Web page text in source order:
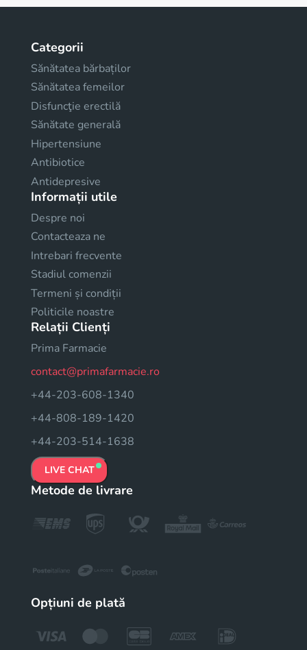
Categorii
Sănătatea bărbaților
Sănătatea femeilor
Disfuncţie erectilă
Sănătate generală
Hipertensiune
Antibiotice
Antidepresive
Informații utile
Despre noi
Contacteaza ne
Intrebari frecvente
Stadiul comenzii
Termeni și condiții
Politicile noastre
Relații Clienți
Prima Farmacie
contact@primafarmacie.ro
+44-203-608-1340
+44-808-189-1420
+44-203-514-1638
LIVE CHAT
Metode de livrare
Opțiuni de plată